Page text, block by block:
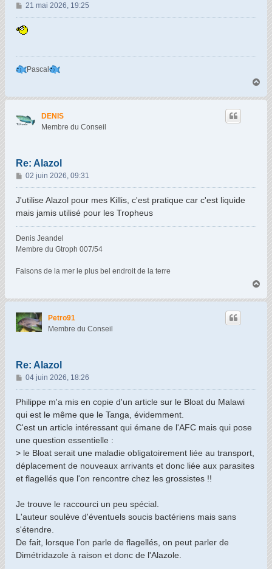
M
e
s
e
21 mai 2026, 19:25
Pascal
u
DENIS
Membre du Conseil
Re: Alazol
M
e
s
e
02 juin 2026, 09:31
J'utilise Alazol pour mes Killis, c'est pratique car c'est liquide
mais jamis utilisé pour les Tropheus
Denis Jeandel
Membre du Gtroph 007/54
Faisons de la mer le plus bel endroit de la terre
u
Petro91
Membre du Conseil
Re: Alazol
M
e
s
s
g
e
04 juin 2026, 18:26
Philippe m'a mis en copie d'un article sur le Bloat du Malawi
qui est le même que le Tanga, évidemment.
C'est un article intéressant qui émane de l'AFC mais qui pose
une question essentielle :
> le Bloat serait une maladie obligatoirement liée au transport,
déplacement de nouveaux arrivants et donc liée aux parasites
et flagellés que l'on rencontre chez les grossistes !!
Je trouve le raccourci un peu spécial.
L'auteur soulève d'éventuels soucis bactériens mais sans
s'étendre.
De fait, lorsque l'on parle de flagellés, on peut parler de
Dimétridazole à raison et donc de l'Alazole.